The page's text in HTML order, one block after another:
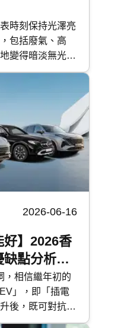
時刻保持光澤亮
包括廢氣、高
變得暗淡無光，
車漆造成不可逆
蠟種類繁多，價
店的幾千元不
與近年流行的
保 為你一文看清
較及常見問題，
！
2026-06-16
好】2026香
點分析｜
，相信繼年初的
」，即「插電
後，既可對抗油
插電混能